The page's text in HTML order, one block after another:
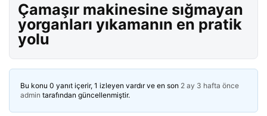
Çamaşır makinesine sığmayan
yorganları yıkamanın en pratik
yolu
Bu konu 0 yanıt içerir, 1 izleyen vardır ve en son 2 ay 3 hafta önce
admin tarafından güncellenmiştir.